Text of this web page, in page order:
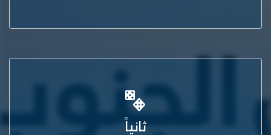
ثانياً